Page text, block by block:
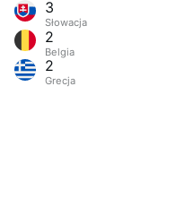
3
Słowacja
2
Belgia
2
Grecja